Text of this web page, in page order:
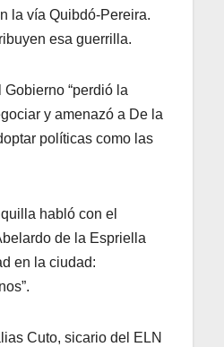
la vía Quibdó-Pereira.
esa guerrilla.
“perdió la
y amenazó a De la
políticas como las
habló con el
de la Espriella
en la ciudad:
Cuto, sicario del ELN